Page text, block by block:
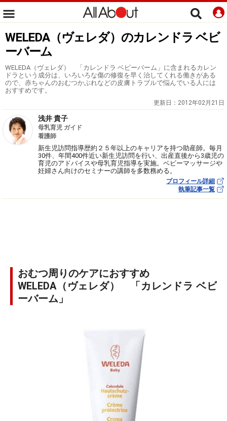
WELEDA（ヴェレダ）のカレンドラ ベビ
ーバーム
WELEDA（ヴェレダ） 「カレンドラ ベビーバーム」に含まれるカレン
ドラという成分は、いろいろな傷の修復を早く治してくれる働きがある
ので、赤ちゃんのおむつかぶれなどの皮膚トラブルで悩んでいる人には
おすすめです。
更新日： 2012年02月21日
浅井 貴子
母乳育児 ガイド
看護師
新生児訪問指導歴約２５年以上のキャリアを持つ助産師。毎月
30件、年間400件近い新生児訪問を行い、出産直後から3歳児の
育児のアドバイスや母乳育児指導を実施。ベビーマッサージや
妊婦さん向けのセミナーの講師を多数務める。
プロフィール詳細
執筆記事一覧
おむつ周りのケアにおすすめ
WELEDA（ヴェレダ） 「カレンドラ ベビ
ーバーム」